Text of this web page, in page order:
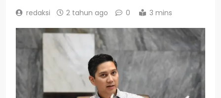
redaksi 2 tahun ago 0 3 mins